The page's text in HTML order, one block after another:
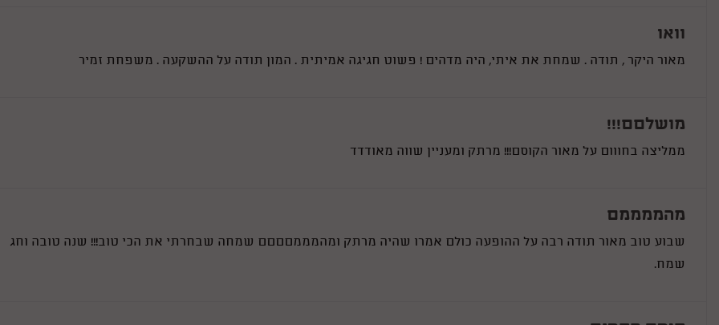
וואו
מאור היקר , תודה . שמחת את איתי, היה מדהים ! פשוט חגיגה אמיתית . המון תודה על ההשקעה . משפחת זמיר
מושלםם!!!
ממליצה בחווום על מאור הקוסם!!! מרתק ומעניין שווה מאודדד
מהממממם
שבוע טוב מאור תודה רבה על ההופעה כולם אמרו שהיה מרתק ומהמממםםםם שמחה שבחרתי את הכי טוב!!! שנה טובה וחג
שמח.